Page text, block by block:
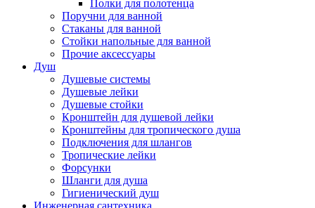
Полки для полотенца
Поручни для ванной
Стаканы для ванной
Стойки напольные для ванной
Прочие аксессуары
Душ
Душевые системы
Душевые лейки
Душевые стойки
Кронштейн для душевой лейки
Кронштейны для тропического душа
Подключения для шлангов
Тропические лейки
Форсунки
Шланги для душа
Гигиенический душ
Инженерная сантехника